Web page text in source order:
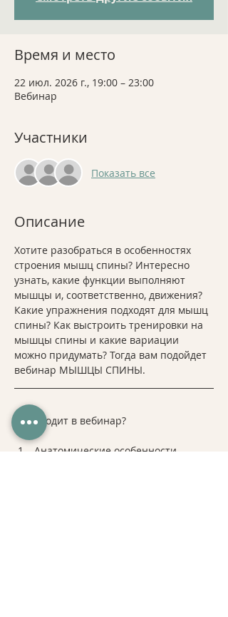
Время и место
22 июл. 2026 г., 19:00 – 23:00
Вебинар
Участники
Показать все
Описание
Хотите разобраться в особенностях
строения мышц спины? Интересно
узнать, какие функции выполняют
мышцы и, соответственно, движения?
Какие упражнения подходят для мышц
спины? Как выстроить тренировки на
мышцы спины и какие вариации
можно придумать? Тогда вам подойдет
вебинар МЫШЦЫ СПИНЫ.
Что входит в вебинар?
Анатомические особенности